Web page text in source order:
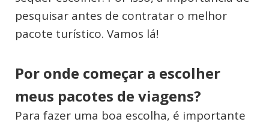
pesquisar antes de contratar o melhor
pacote turístico. Vamos lá!
Por onde começar a escolher
meus pacotes de viagens?
Para fazer uma boa escolha, é importante